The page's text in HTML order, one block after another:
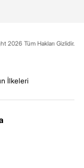
2026 Tüm Hakları Gizlidir.
İlkeleri